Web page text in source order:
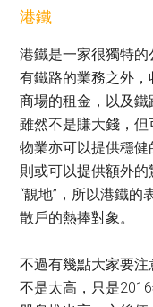
港鐵
港鐵是一家很獨特
有鐵路的業務之外，
商場的租金，以及
雖然不是賺大錢，
物業亦可以提供穩
則或可以提供額外
“靚地”，所以港鐵
散戶的熱捧對象。
不過有幾點大家要
不是太高，只是